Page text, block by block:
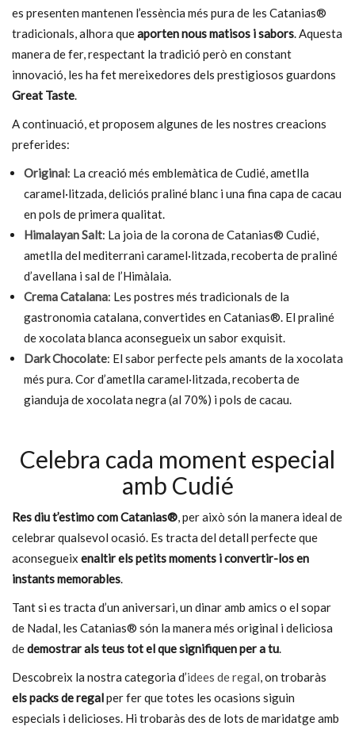
Catanias® Duet – Original I Himalayan Salt 250g – 38u Aprox.
15,90
AFEGEIX A LA CISTELLA
es presenten mantenen l’essència més pura de les Catanias®
tradicionals, alhora queaporten nous matisos i sabors . Aquesta
manera de fer, respectant la tradició però en constant
innovació, les ha fet mereixedores dels prestigiosos guardons
Great Taste
A continuació, et proposem algunes de les nostres creacions
preferides:
Original: La creació més emblemàtica de Cudié, ametlla
caramel·litzada, deliciós praliné blanc i una fina capa de cacau
en pols de primera qualitat.
Himalayan Salt: La joia de la corona de Catanias® Cudié,
ametlla del mediterrani caramel·litzada, recoberta de praliné
d’avellana i sal de l’Himàlaia.
Crema Catalana: Les postres més tradicionals de la
gastronomia catalana, convertides en Catanias®. El praliné
de xocolata blanca aconsegueix un sabor exquisit.
Dark Chocolate: El sabor perfecte pels amants de la xocolata
més pura. Cor d’ametlla caramel·litzada, recoberta de
gianduja de xocolata negra (al 70%) i pols de cacau.
Celebra cada moment especial
amb Cudié
Res diu t’estimo com Catanias® , per això són la manera ideal de
celebrar qualsevol ocasió. Es tracta del detall perfecte que
aconsegueix enaltir els petits moments i convertir-los en
instants memorables
Tant si es tracta d’un aniversari, un dinar amb amics o el sopar
de Nadal, les Catanias® són la manera més original i deliciosa
dedemostrar als teus tot el que signifiquen per a tu
Descobreix la nostra categoria d’idees de regal , on trobaràs
els packs de regalper fer que totes les ocasions siguin
especials i delicioses. Hi trobaràs des de lots de maridatge amb